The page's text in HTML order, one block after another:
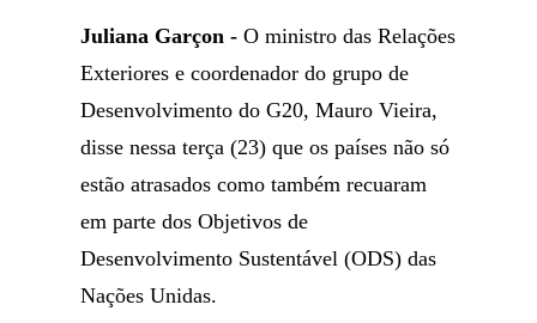
Juliana Garçon - O ministro das Relações
Exteriores e coordenador do grupo de
Desenvolvimento do G20, Mauro Vieira,
disse nessa terça (23) que os países não só
estão atrasados como também recuaram
em parte dos Objetivos de
Desenvolvimento Sustentável (ODS) das
Nações Unidas.